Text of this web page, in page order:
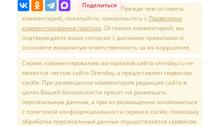
Поделиться Прежде чем оставить
комментарий, пожалуйста, ознакомьтесь с Правилами
комментирования портала. Оставляя комментарий, вы
подтверждаете ваше согласие с данными правилами и
осознаете возможную ответственность за их нарушение.
Сервис комментирования материалов сайта orenday.ru не
является частью сайта Orenday, а предоставлен сервисом
cackle. При размещении комментария редакция сайта в
целях Вашей безопасности просит не размещать
персональные данные, а при их размещении ознакомиться
с политикой конфиденциальности сервиса cackle, поскольку
обработка персональных данных осуществляется сервисом